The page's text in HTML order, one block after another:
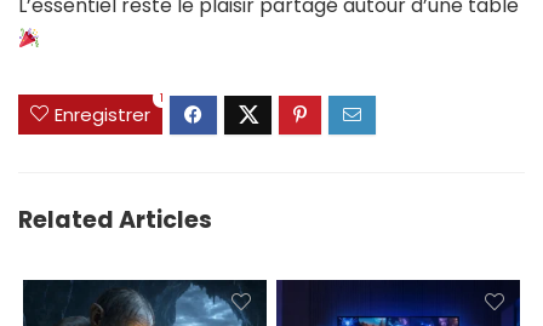
Enregistrer
1
Related Articles